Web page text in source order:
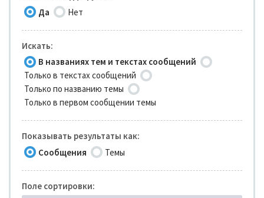
Да
Нет
Искать:
В названиях тем и текстах сообщений
Только в текстах сообщений
Только по названию темы
Только в первом сообщении темы
Показывать результаты как:
Сообщения
Темы
Поле сортировки: